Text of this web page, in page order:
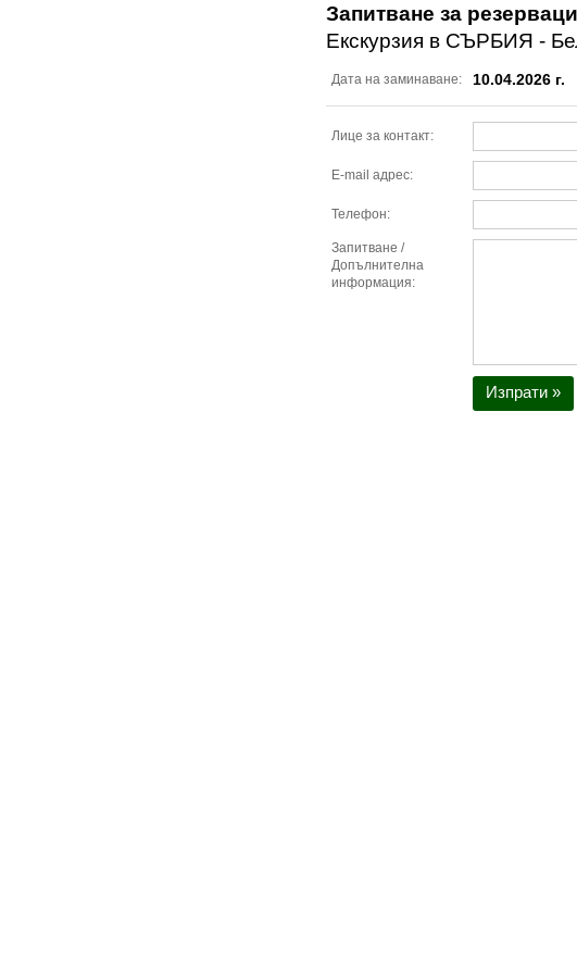
Запитване за
Екскурзия в СЪРБИЯ -
Дата на заминаване: 10.04.2026 г.
Лице за контакт:
E-mail адрес:
Телефон:
Запитване /
Допълнителна
информация:
Изпрати »